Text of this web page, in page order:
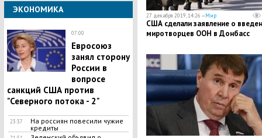
ЭКОНОМИКА
07:00
Евросоюз
занял сторону
России в
вопросе
санкций США против
"Северного потока - 2"
23:37
На россиян повесили чужие
кредиты
27 декабря 2019, 14:26 —Мир
США сделали заявление о
миротворцев ООН в Донбасс